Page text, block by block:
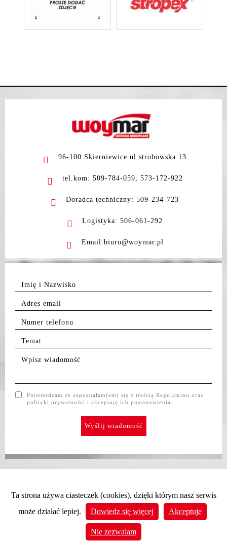
96-100 Skierniewice ul strobowska 13
tel.kom: 509-784-059, 573-172-922
Doradca techniczny: 509-234-723
Logistyka: 506-061-292
Email:biuro@woymar.pl
Potwierdzam że zapoznałam(em) się z treścią Regulaminu oraz
polityki prywatności i akceptuję ich postanowienia.
Ta strona używa ciasteczek (cookies), dzięki którym nasz serwis
może działać lepiej.
Dowiedz się więcej Akceptuje
Nie zezwalam